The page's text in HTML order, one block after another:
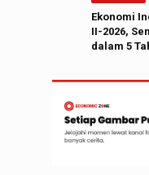
Ekonomi
II-2026,
dalam 5